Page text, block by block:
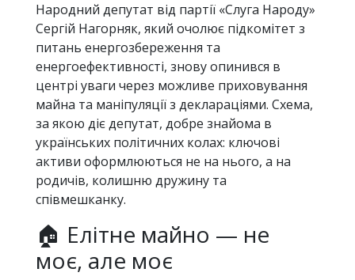
Народний депутат від партії «Слуга Народу»
Сергій Нагорняк, який очолює підкомітет з
питань енергозбереження та
енергоефективності, знову опинився в
центрі уваги через можливе приховування
майна та маніпуляції з деклараціями. Схема,
за якою діє депутат, добре знайома в
українських політичних колах: ключові
активи оформлюються не на нього, а на
родичів, колишню дружину та
співмешканку.
🏠 Елітне майно — не
моє, але моє